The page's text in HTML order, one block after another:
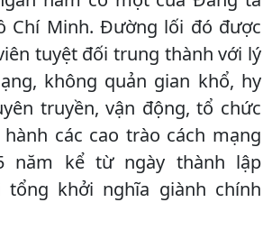
Chí Minh. Đường lối đó được
tuyệt đối trung thành với lý
không quản gian khổ, hy
truyền, vận động, tổ chức
các cao trào cách mạng
năm kể từ ngày thành lập
khởi nghĩa giành chính